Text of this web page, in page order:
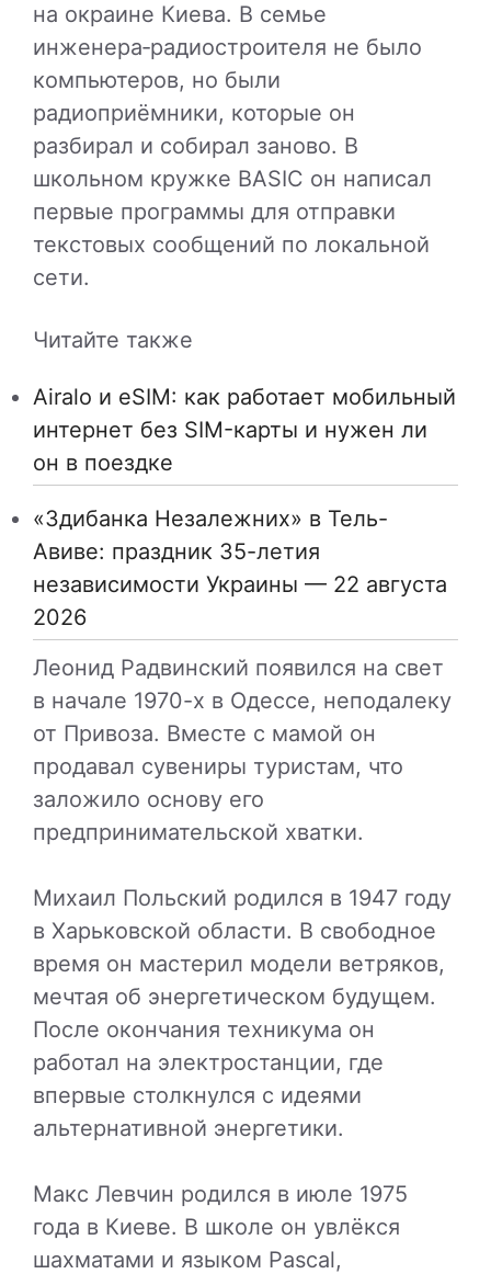
на окраине Киева. В семье
инженера‑радиостроителя не было
компьютеров, но были
радиоприёмники, которые он
разбирал и собирал заново. В
школьном кружке BASIC он написал
первые программы для отправки
текстовых сообщений по локальной
сети.
Читайте также
Airalo и eSIM: как работает мобильный
интернет без SIM-карты и нужен ли
он в поездке
«Здибанка Незалежних» в Тель-
Авиве: праздник 35-летия
независимости Украины — 22 августа
2026
Леонид Радвинский появился на свет
в начале 1970-х в Одессе, неподалеку
от Привоза. Вместе с мамой он
продавал сувениры туристам, что
заложило основу его
предпринимательской хватки.
Михаил Польский родился в 1947 году
в Харьковской области. В свободное
время он мастерил модели ветряков,
мечтая об энергетическом будущем.
После окончания техникума он
работал на электростанции, где
впервые столкнулся с идеями
альтернативной энергетики.
Макс Левчин родился в июле 1975
года в Киеве. В школе он увлёкся
шахматами и языком Pascal,